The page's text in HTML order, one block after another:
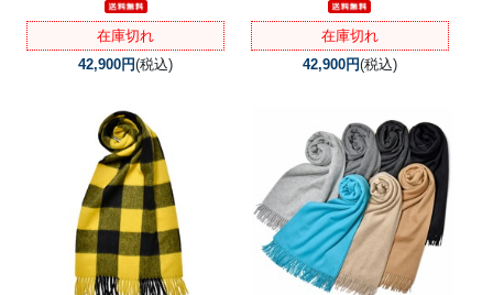
在庫切れ
42,900円(税込)
在庫切れ
42,900円(税込)